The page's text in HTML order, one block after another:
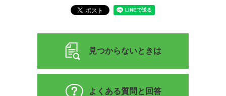
見つからないときは
よくある質問と回答